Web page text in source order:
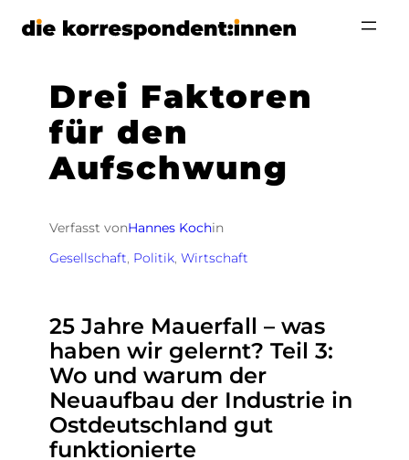
Zum
Drei Faktoren
für den
Aufschwung
Verfasst vonHannes Kochin
Gesellschaft, Politik, Wirtschaft
25 Jahre Mauerfall – was
haben wir gelernt? Teil 3:
Wo und warum der
Neuaufbau der Industrie in
Ostdeutschland gut
funktionierte